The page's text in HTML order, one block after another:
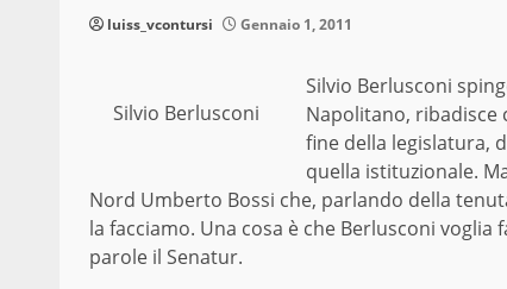
luiss_vcontursi Gennaio 1, 2011
Silvio Berlusconi
Silvio Berlusconi
Napolitano, ribadisce
fine della legislatura,
quella istituzionale.
Nord Umberto Bossi che, parlando della
la facciamo. Una cosa è che Berlusconi
parole il Senatur.